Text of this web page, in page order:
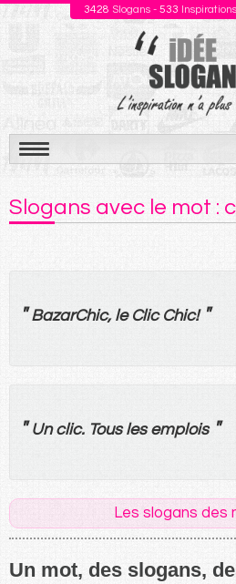
3428 Slogans - 533
Aller
contenu
Slogans avec le mot :
"BazarChic, le Clic Chic! "
" Un clic. Tous les emplois "
Les slogans des
Un mot, des slogans,